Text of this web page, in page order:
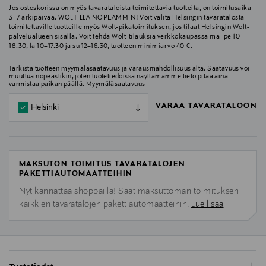
Jos ostoskorissa on myös tavarataloista toimitettavia tuotteita, on toimitusaika
3–7 arkipäivää. WOLTILLA NOPEAMMIN! Voit valita Helsingin tavaratalosta
toimitettaville tuotteille myös Wolt-pikatoimituksen, jos tilaat Helsingin Wolt-
palvelualueen sisällä. Voit tehdä Wolt-tilauksia verkkokaupassa ma–pe 10–
18.30, la 10–17.30 ja su 12–16.30, tuotteen minimiarvo 40 €.
Tarkista tuotteen myymäläsaatavuus ja varausmahdollisuus alta. Saatavuus voi
muuttua nopeastikin, joten tuotetiedoissa näyttämämme tieto pitää aina
varmistaa paikan päällä. Myymäläsaatavuus
Helsinki VARAA TAVARATALOON
MAKSUTON TOIMITUS TAVARATALOJEN
PAKETTIAUTOMAATTEIHIN
Nyt kannattaa shoppailla! Saat maksuttoman toimituksen
kaikkien tavaratalojen pakettiautomaatteihin. Lue lisää